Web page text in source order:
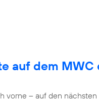
auf dem MWC
vorne – auf den